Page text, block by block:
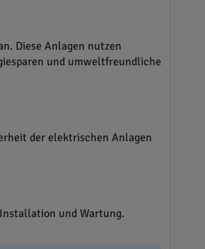
Diese Anlagen nutzen
und umweltfreundliche
der elektrischen Anlagen
und Wartung.